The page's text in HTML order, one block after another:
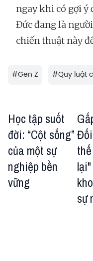
ngay khi có gợi ý
Đức đang là
chiến thuật này
#Gen Z #Quy luật
Học tập suốt
đời: “Cột sống”
của một sự
nghiệp bền
vững
sự